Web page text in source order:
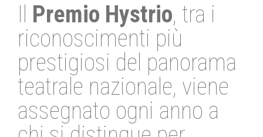
Il Premio Hystrio, tra i
riconoscimenti più
prestigiosi del panorama
teatrale nazionale, viene
assegnato ogni anno a